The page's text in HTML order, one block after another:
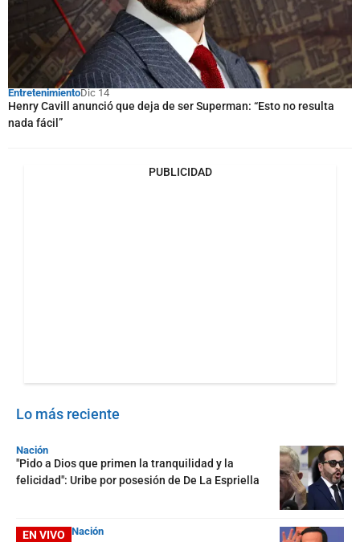
EntretenimientoDic 14
Henry Cavill anunció que deja de ser Superman: “Esto no resulta
nada fácil”
PUBLICIDAD
Lo más reciente
Nación
"Pido a Dios que primen la tranquilidad y la
felicidad": Uribe por posesión de De La Espriella
EN VIVO Nación